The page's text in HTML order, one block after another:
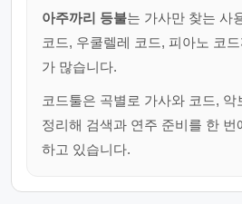
아주까리 등불는 가사만 찾는 사
코드, 우쿨렐레 코드, 피아노 코
가 많습니다.
코드툴은 곡별로 가사와 코드, 악
정리해 검색과 연주 준비를 한 번
하고 있습니다.